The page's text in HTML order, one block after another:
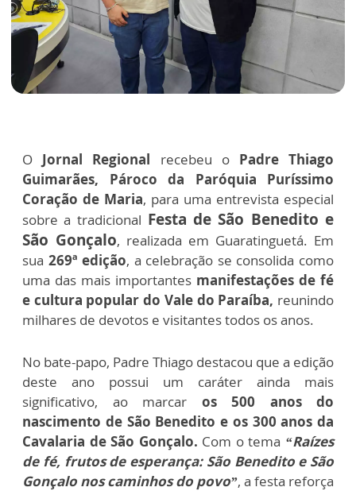
O Jornal Regional recebeu o Padre Thiago
Guimarães, Pároco da Paróquia Puríssimo
Coração de Maria, para uma entrevista especial
sobre a tradicional Festa de São Benedito e
São Gonçalo, realizada em Guaratinguetá. Em
sua 269ª edição, a celebração se consolida como
uma das mais importantes manifestações de fé
e cultura popular do Vale do Paraíba, reunindo
milhares de devotos e visitantes todos os anos.
No bate-papo, Padre Thiago destacou que a edição
deste ano possui um caráter ainda mais
significativo, ao marcar os 500 anos do
nascimento de São Benedito e os 300 anos da
Cavalaria de São Gonçalo. Com o tema “Raízes
de fé, frutos de esperança: São Benedito e São
Gonçalo nos caminhos do povo”, a festa reforça